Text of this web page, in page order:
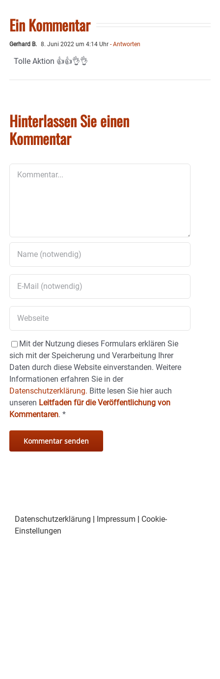
Ein Kommentar
Gerhard B. 8. Juni 2022 um 4:14 Uhr - Antworten
Tolle Aktion 👍👍👌👌
Hinterlassen Sie einen
Kommentar
Mit der Nutzung dieses Formulars erklären Sie
sich mit der Speicherung und Verarbeitung Ihrer
Daten durch diese Website einverstanden. Weitere
Informationen erfahren Sie in der
Datenschutzerklärung. Bitte lesen Sie hier auch
unseren Leitfaden für die Veröffentlichung von
Kommentaren. *
Datenschutzerklärung | Impressum | Cookie-
Einstellungen